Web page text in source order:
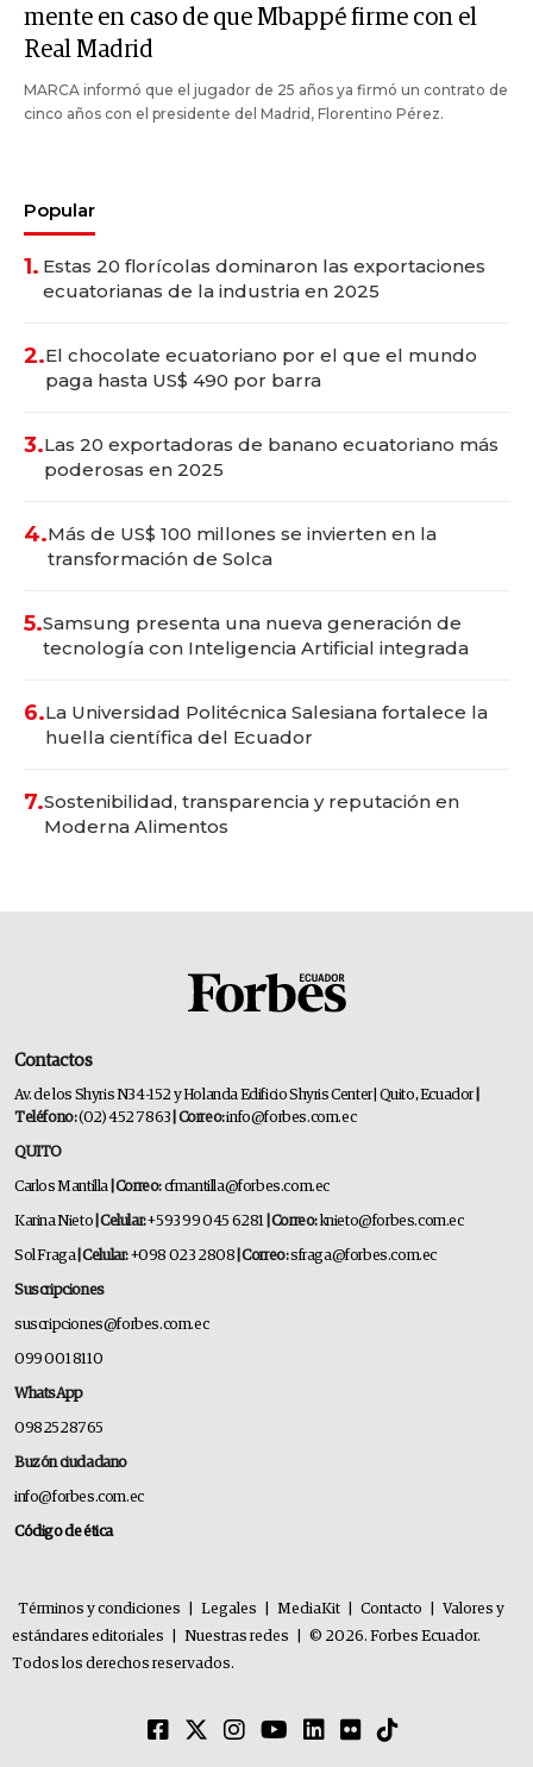
mente en caso de que Mbappé firme con el
Real Madrid
MARCA informó que el jugador de 25 años ya firmó un contrato de
cinco años con el presidente del Madrid, Florentino Pérez.
Popular
1. Estas 20 florícolas dominaron las exportaciones
ecuatorianas de la industria en 2025
2.El chocolate ecuatoriano por el que el mundo
paga hasta US$ 490 por barra
3.Las 20 exportadoras de banano ecuatoriano más
poderosas en 2025
4.Más de US$ 100 millones se invierten en la
transformación de Solca
5.Samsung presenta una nueva generación de
tecnología con Inteligencia Artificial integrada
6.La Universidad Politécnica Salesiana fortalece la
huella científica del Ecuador
7.Sostenibilidad, transparencia y reputación en
Moderna Alimentos
Contactos
Av. de los Shyris N34-152 y Holanda Edificio Shyris Center | Quito, Ecuador
Teléfono:(02) 452 7863 | Correo:info@forbes.com.ec
QUITO
Carlos Mantilla | Correo:cfmantilla@forbes.com.ec
Karina Nieto | Celular:+593 99 045 6281 | Correo:knieto@forbes.com.ec
Sol Fraga| Celular:+098 023 2808 | Correo:sfraga@forbes.com.ec
Suscripciones
suscripciones@forbes.com.ec
099 001 8110
WhatsApp
0982528765
Buzón ciudadano
info@forbes.com.ec
Código de ética
Términos y condiciones Legales MediaKit Contacto
Valores y
estándares editoriales
Nuestras redes
© 2026. Forbes Ecuador.
Todos los derechos reservados.